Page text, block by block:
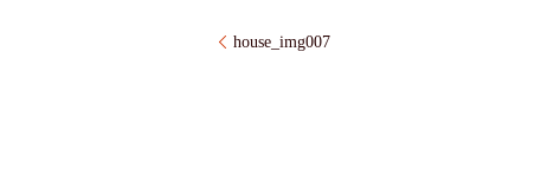
house_img007